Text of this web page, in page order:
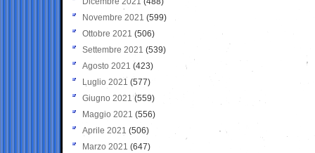
Novembre 2021 (599)
Ottobre 2021 (506)
Settembre 2021 (539)
Agosto 2021 (423)
Luglio 2021 (577)
Giugno 2021(559)
Maggio 2021 (556)
Aprile 2021 (506)
Marzo 2021 (647)